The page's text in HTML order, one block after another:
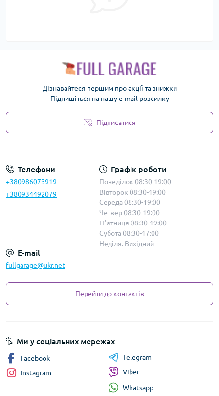
Дізнавайтеся першим про акції та знижки
Підпишіться на нашу e-mail розсилку
Підписатися
Телефони
+380986073919
+380934492079
Графік роботи
Понеділок 08:30-19:00
Вівторок 08:30-19:00
Середа 08:30-19:00
Четвер 08:30-19:00
Пʼятниця 08:30-19:00
Субота 08:30-17:00
Неділя. Вихідний
E-mail
fullgarage@ukr.net
Перейти до контактів
Ми у соціальних мережах
Facebook
Instagram
Telegram
Viber
Whatsapp